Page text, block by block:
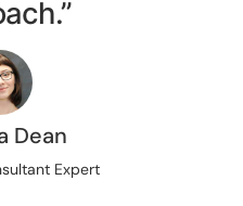
Dean
Expert